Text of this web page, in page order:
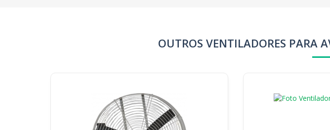
OUTROS VENTILADORES PARA